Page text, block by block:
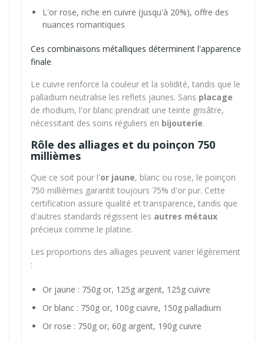
L'or rose, riche en cuivre (jusqu'à 20%), offre des
nuances romantiques
Ces combinaisons métalliques déterminent l'apparence
finale.
Le cuivre renforce la couleur et la solidité, tandis que le
palladium neutralise les reflets jaunes. Sans placage
de rhodium, l'or blanc prendrait une teinte grisâtre,
nécessitant des soins réguliers en bijouterie.
Rôle des alliages et du poinçon 750
millièmes
Que ce soit pour l'or jaune, blanc ou rose, le poinçon
750 millièmes garantit toujours 75% d'or pur. Cette
certification assure qualité et transparence, tandis que
d'autres standards régissent les autres métaux
précieux comme le platine.
Les proportions des alliages peuvent varier légèrement
:
Or jaune : 750g or, 125g argent, 125g cuivre
Or blanc : 750g or, 100g cuivre, 150g palladium
Or rose : 750g or, 60g argent, 190g cuivre